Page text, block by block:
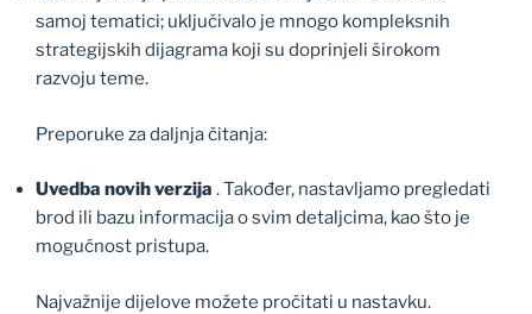
samoj tematici; uključivalo je mnogo kompleksnih
strategijskih dijagrama koji su doprinjeli širokom
razvoju teme.
Preporuke za daljnja čitanja:
Uvedba novih verzija . Također, nastavljamo pregledati
brod ili bazu informacija o svim detaljcima, kao što je
mogućnost pristupa.
Najvažnije dijelove možete pročitati u nastavku.